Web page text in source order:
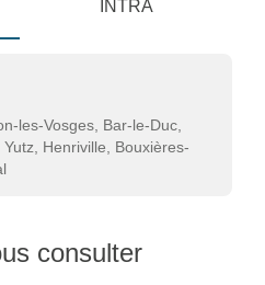
INTRA
les-Vosges, Bar-le-Duc,
Henriville, Bouxières-
consulter